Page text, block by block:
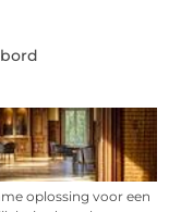
oplossing voor een